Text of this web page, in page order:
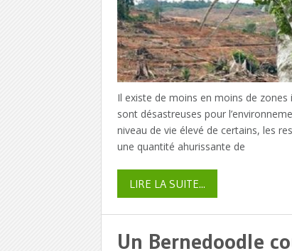
Il existe de moins en moins de
sont désastreuses pour
niveau de vie élevé de certains, les
une quantité ahurissante de
LIRE LA SUITE...
Un Bernedoodle